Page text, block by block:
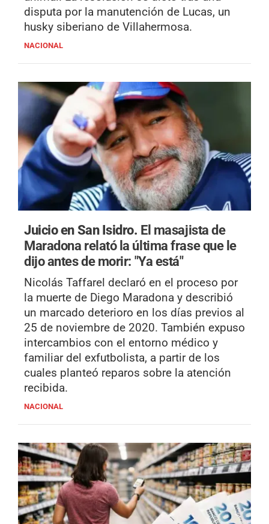
disputa por la manutención de Lucas, un
husky siberiano de Villahermosa.
NACIONAL
Juicio en San Isidro. El masajista de
Maradona relató la última frase que le
dijo antes de morir: "Ya está"
Nicolás Taffarel declaró en el proceso por
la muerte de Diego Maradona y describió
un marcado deterioro en los días previos al
25 de noviembre de 2020. También expuso
intercambios con el entorno médico y
familiar del exfutbolista, a partir de los
cuales planteó reparos sobre la atención
recibida.
NACIONAL